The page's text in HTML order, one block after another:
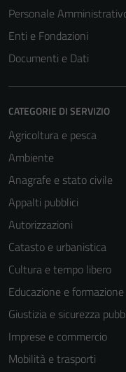
Personale
Enti e Fondazioni
Documenti e Dati
CATEGORIE DI SERVIZIO
Agricoltura e pesca
Ambiente
Anagrafe e stato civile
Appalti pubblici
Autorizzazioni
Catasto e urbanistica
Cultura e tempo libero
Educazione e formazione
Giustizia e sicurezza
Imprese e commercio
Mobilità e trasporti